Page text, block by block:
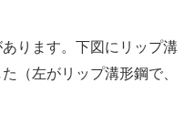
ります。下図にリップ溝
（左がリップ溝形鋼で、